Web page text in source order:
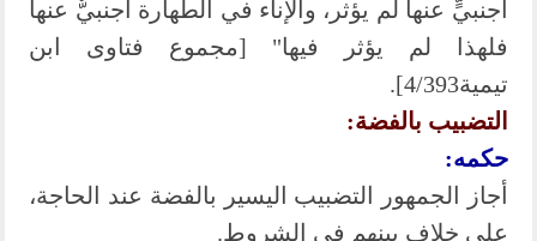
أجنبيٍّ عنها لم يؤثر، والإناء في الطهارة أجنبيٌّ عنها
فلهذا لم يؤثر فيها" [مجموع فتاوى ابن
تيمية4/393].
التضبيب بالفضة:
حكمه:
أجاز الجمهور التضبيب اليسير بالفضة عند الحاجة،
على خلافٍ بينهم في الشروط.